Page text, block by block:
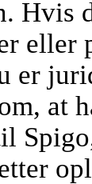
Hvis
eller
er
at